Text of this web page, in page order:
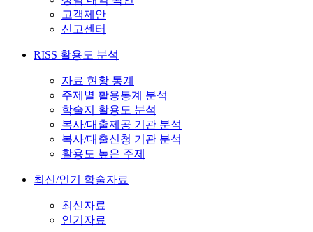
고객제안
신고센터
RISS 활용도 분석
자료 현황 통계
주제별 활용통계 분석
학술지 활용도 분석
복사/대출제공 기관 분석
복사/대출신청 기관 분석
활용도 높은 주제
최신/인기 학술자료
최신자료
인기자료